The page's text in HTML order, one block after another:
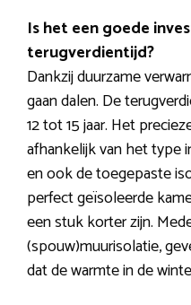
Is het een goede
terugverdientijd?
Dankzij duurzame
gaan dalen. De
12 tot 15 jaar. Het
afhankelijk van het type
en ook de toegepaste
perfect geïsoleerde
een stuk korter zijn.
(spouw)muurisolatie,
dat de warmte in de